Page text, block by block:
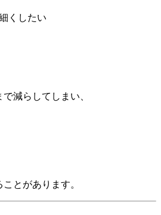
くしたい
減らしてしまい、
とがあります。